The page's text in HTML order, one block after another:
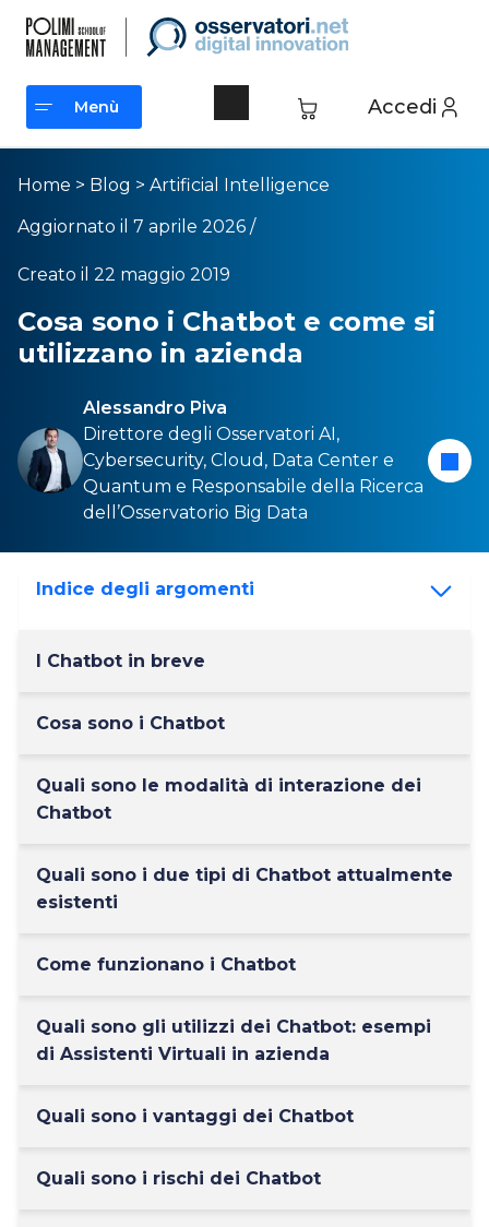
Accedi
Menù
Menù
Home > Blog > Artificial Intelligence
Aggiornato il 7 aprile 2026 /
Creato il 22 maggio 2019
Cosa sono i Chatbot e come si
utilizzano in azienda
Alessandro Piva
Direttore degli Osservatori AI,
Cybersecurity, Cloud , Data Center e
Quantum e Responsabile della Ricerca
dell’Osservatorio Big Data
Indice degli argomenti
I Chatbot in breve
Cosa sono i Chatbot
Quali sono le modalità di interazione dei
Chatbot
Quali sono i due tipi di Chatbot attualmente
esistenti
Come funzionano i Chatbot
Quali sono gli utilizzi dei Chatbot: esempi
di Assistenti Virtuali in azienda
Quali sono i vantaggi dei Chatbot
Quali sono i rischi dei Chatbot